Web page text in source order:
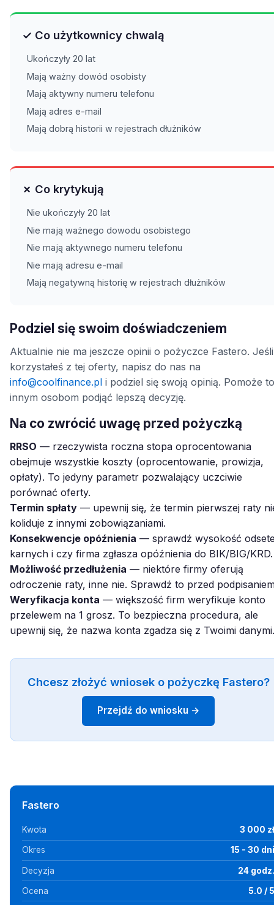
✓ Co użytkownicy chwalą
Ukończyły 20 lat
Mają ważny dowód osobisty
Mają aktywny numeru telefonu
Mają adres e-mail
Mają dobrą historii w rejestrach dłużników
✗ Co krytykują
Nie ukończyły 20 lat
Nie mają ważnego dowodu osobistego
Nie mają aktywnego numeru telefonu
Nie mają adresu e-mail
Mają negatywną historię w rejestrach dłużników
Podziel się swoim doświadczeniem
Aktualnie nie ma jeszcze opinii o pożyczce Fastero. Jeśli
korzystałeś z tej oferty, napisz do nas na
info@coolfinance.pl i podziel się swoją opinią. Pomoże to
innym osobom podjąć lepszą decyzję.
Na co zwrócić uwagę przed pożyczką
RRSO — rzeczywista roczna stopa oprocentowania
obejmuje wszystkie koszty (oprocentowanie, prowizja,
opłaty). To jedyny parametr pozwalający uczciwie
porównać oferty.
Termin spłaty — upewnij się, że termin pierwszej raty
koliduje z innymi zobowiązaniami.
Konsekwencje opóźnienia — sprawdź wysokość
karnych i czy firma zgłasza opóźnienia do BIK/BIG/KRD.
Możliwość przedłużenia — niektóre firmy oferują
odroczenie raty, inne nie. Sprawdź to przed
Weryfikacja konta — większość firm weryfikuje konto
przelewem na 1 grosz. To bezpieczna procedura, ale
upewnij się, że nazwa konta zgadza się z Twoimi danymi.
Chcesz złożyć wniosek o pożyczkę Fastero?
Przejdź do wniosku →
Fastero
Kwota 3 000 zł
Okres 15 - 30 dni
Decyzja 24 godz.
Ocena 5.0 / 5